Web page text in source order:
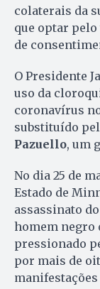
colaterais da
que optar
de
O Presidente
uso da
coronavírus
substituído
Pazuello, um
No dia 25 de
Estado de
assassinato
homem negro
pressionado
por mais de